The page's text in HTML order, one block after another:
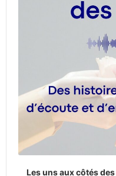
Les uns aux côtés